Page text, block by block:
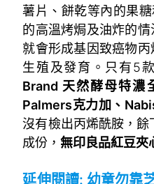
薯片、餅乾等內的果
的高溫烤焗及油炸的情
就會形成基因致癌物
生殖及發育。只有5
Brand 天然酵母特濃
Palmers克力加、
沒有檢出丙烯酰胺，
成份，無印良品紅豆夾
延伸閱讀: 幼童勿靠